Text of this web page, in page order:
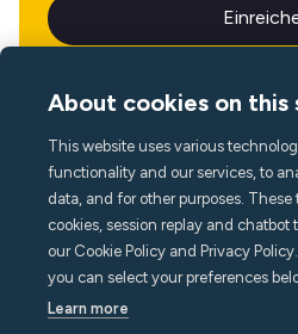
About cookies on this
This website uses various
functionality and our services, to
data, and for other purposes.
cookies, session replay and chatbot
our Cookie Policy and Privacy
you can select your preferences
Learn more